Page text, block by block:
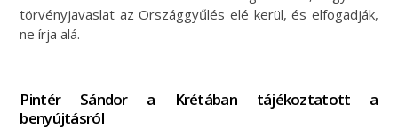
törvényjavaslat az Országgyűlés elé kerül, és elfogadják,
ne írja alá.
Pintér Sándor a Krétában tájékoztatott a
benyújtásról